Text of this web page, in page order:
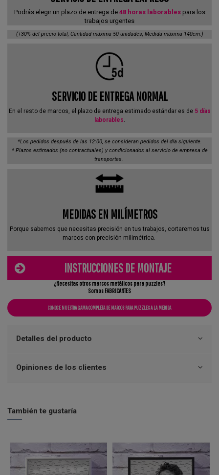
Podrás elegir un plazo de entrega de 48 horas laborablespara los
trabajos urgentes
(+30% del precio total, Cantidad máxima 50 unidades, Medida máxima 140cm.)
SERVICIO DE ENTREGA NORMAL
En el resto de marcos, el plazo de entrega estimado estándar es de 5 días
laborables
*Los pedidos después de las 12:00, se consideran pedidos del día siguiente.
* Plazos estimados (no contractuales) y condicionados al servicio de empresa de
transportes.
MEDIDAS EN MILÍMETROS
Porque sabemos que necesitas precisión en tus trabajos, cortaremos tus
marcos con precisión milimétrica.
INSTRUCCIONES DE MONTAJE
¿Necesitas otros marcos metálicos para puzzles?
Somos FABRICANTES
CONOCE NUESTRA GAMA COMPLETA DE MARCOS PARA PUZZLES A LA MEDIDA
Detalles del producto
Opiniones de los clientes
También te gustaría